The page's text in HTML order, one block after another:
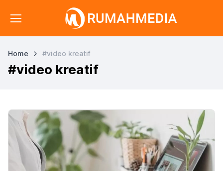
Home #video kreatif
#video kreatif